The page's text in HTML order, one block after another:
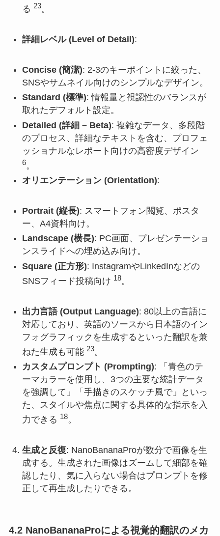
る 23。
詳細レベル (Level of Detail):
Concise (簡潔): 2-3のキーポイントに絞った、
SNSやサムネイル向けのシンプルなデザイン。
Standard (標準): 情報量と視認性のバランスが
取れたデフォルト設定。
Detailed (詳細 – Beta): 複雑なデータ、多段階
のプロセス、詳細なテキストを含む、プロフェ
ッショナルなレポート向けの高密度デザイン
6。
オリエンテーション (Orientation):
Portrait (縦長): スマートフォン閲覧、ポスタ
ー、A4資料向け。
Landscape (横長): PC画面、プレゼンテーショ
ンスライドへの埋め込み向け。
Square (正方形): InstagramやLinkedInなどの
SNSフィード投稿向け 18。
出力言語 (Output Language): 80以上の言語に
対応しており、英語のソースから日本語のイン
フォグラフィックを生成するといった翻訳を兼
ねた生成も可能 23。
カスタムプロンプト (Prompting): 「青色のテ
ーマカラーを使用し、3つの主要な統計データ
を強調して」「手描きのスケッチ風で」といっ
た、スタイルや焦点に関する具体的な指示を入
力できる 18。
生成と反復: NanoBananaProが数分で画像を生
成する。生成された画像はズームして細部を確
認したり、気に入らない場合はプロンプトを修
正して再生成したりできる。
4.2 NanoBananaProによる視覚的翻訳のメカ